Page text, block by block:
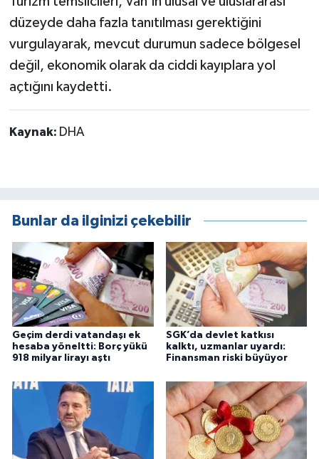
düzeyde daha fazla tanıtılması gerektiğini
vurgulayarak, mevcut durumun sadece bölgesel
değil, ekonomik olarak da ciddi kayıplara yol
açtığını kaydetti.
Kaynak: DHA
Bunlar da ilginizi çekebilir
Geçim derdi vatandaşı ek
hesaba yöneltti: Borç yükü
918 milyar lirayı aştı
SGK’da devlet katkısı
kalktı, uzmanlar uyardı:
Finansman riski büyüyor